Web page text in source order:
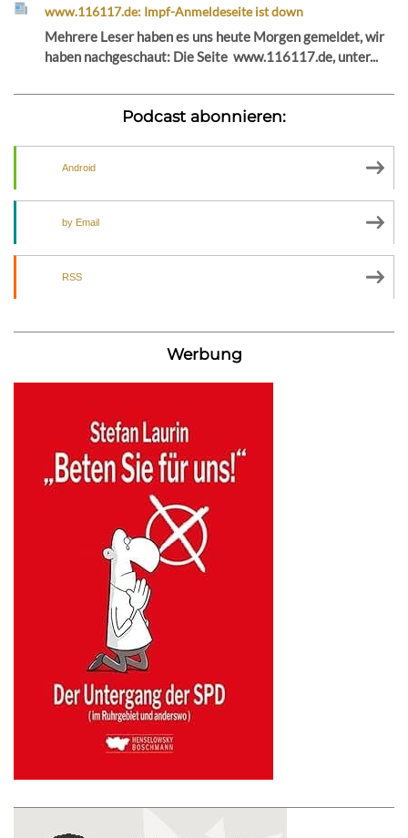
www.116117.de: Impf-Anmeldeseite ist down
Mehrere Leser haben es uns heute Morgen gemeldet, wir
haben nachgeschaut: Die Seite www.116117.de, unter...
Podcast abonnieren:
Android
by Email
RSS
Werbung